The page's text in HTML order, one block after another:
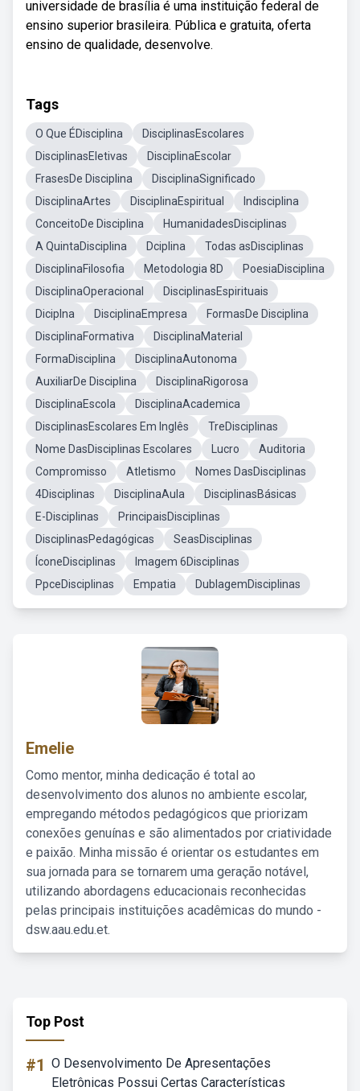
universidade de brasília é uma instituição federal de
ensino superior brasileira. Pública e gratuita, oferta
ensino de qualidade, desenvolve.
Tags
O Que ÉDisciplina
DisciplinasEscolares
DisciplinasEletivas
DisciplinaEscolar
FrasesDe Disciplina
DisciplinaSignificado
DisciplinaArtes
DisciplinaEspiritual
Indisciplina
ConceitoDe Disciplina
HumanidadesDisciplinas
A QuintaDisciplina
Dciplina
Todas asDisciplinas
DisciplinaFilosofia
Metodologia 8D
PoesiaDisciplina
DisciplinaOperacional
DisciplinasEspirituais
Diciplna
DisciplinaEmpresa
FormasDe Disciplina
DisciplinaFormativa
DisciplinaMaterial
FormaDisciplina
DisciplinaAutonoma
AuxiliarDe Disciplina
DisciplinaRigorosa
DisciplinaEscola
DisciplinaAcademica
DisciplinasEscolares Em Inglês
TreDisciplinas
Nome DasDisciplinas Escolares
Lucro
Auditoria
Compromisso
Atletismo
Nomes DasDisciplinas
4Disciplinas
DisciplinaAula
DisciplinasBásicas
E-Disciplinas
PrincipaisDisciplinas
DisciplinasPedagógicas
SeasDisciplinas
ÍconeDisciplinas
Imagem 6Disciplinas
PpceDisciplinas
Empatia DublagemDisciplinas
Emelie
Como mentor, minha dedicação é total ao
desenvolvimento dos alunos no ambiente escolar,
empregando métodos pedagógicos que priorizam
conexões genuínas e são alimentados por criatividade
e paixão. Minha missão é orientar os estudantes em
sua jornada para se tornarem uma geração notável,
utilizando abordagens educacionais reconhecidas
pelas principais instituições acadêmicas do mundo -
dsw.aau.edu.et.
Top Post
#1 O Desenvolvimento De Apresentações
Eletrônicas Possui Certas Características